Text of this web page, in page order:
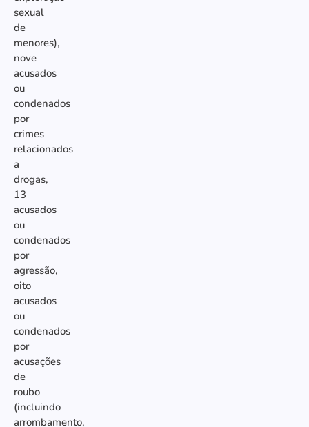
sexual
de
menores),
nove
acusados
ou
condenados
por
crimes
relacionados
a
drogas,
13
acusados
ou
condenados
por
agressão,
oito
acusados
ou
condenados
por
acusações
de
roubo
(incluindo
arrombamento,